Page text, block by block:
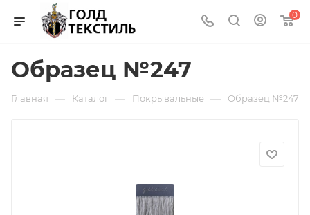
0
Образец №247
Главная — Каталог — Покрывальные — Образец №247